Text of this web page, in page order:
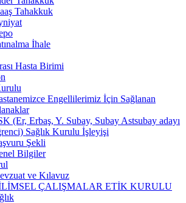
Tahakkuk
İhale
Hasta Birimi
Engellilerimiz İçin Sağlanan
(Er, Erbaş, Y. Subay, Subay Astsubay adayı
Sağlık Kurulu İşleyişi
Şekli
Bilgiler
ve Kılavuz
ÇALIŞMALAR ETİK KURULU